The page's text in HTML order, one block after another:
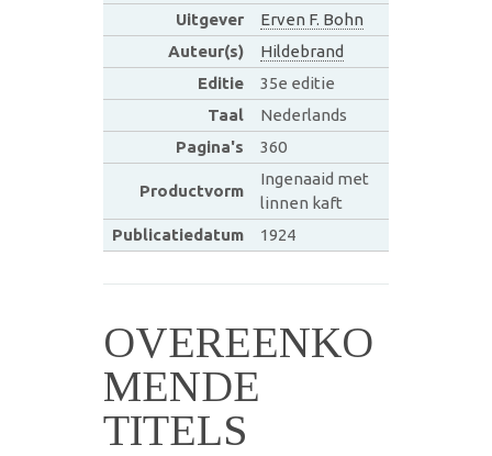
Uitgever
Erven F. Bohn
Auteur(s)
Hildebrand
Editie
35e editie
Taal
Nederlands
Pagina's
360
Productvorm
Ingenaaid met
linnen kaft
Publicatiedatum
1924
OVEREENKO
MENDE
TITELS